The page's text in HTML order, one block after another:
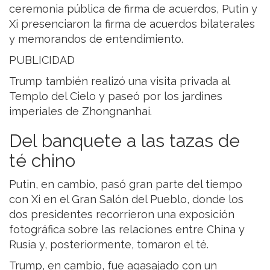
ceremonia pública de firma de acuerdos, Putin y
Xi presenciaron la firma de acuerdos bilaterales
y memorandos de entendimiento.
PUBLICIDAD
Trump también realizó una visita privada al
Templo del Cielo y paseó por los jardines
imperiales de Zhongnanhai.
Del banquete a las tazas de
té chino
Putin, en cambio, pasó gran parte del tiempo
con Xi en el Gran Salón del Pueblo, donde los
dos presidentes recorrieron una exposición
fotográfica sobre las relaciones entre China y
Rusia y, posteriormente, tomaron el té.
Trump, en cambio, fue agasajado con un